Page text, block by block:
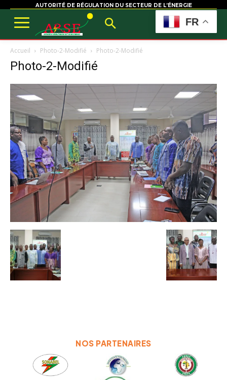
AUTORITÉ DE RÉGULATION DU SECTEUR DE L’ÉNERGIE
Accueil Photo-2-Modifié Photo-2-Modifié
Photo-2-Modifié
NOS PARTENAIRES
FR